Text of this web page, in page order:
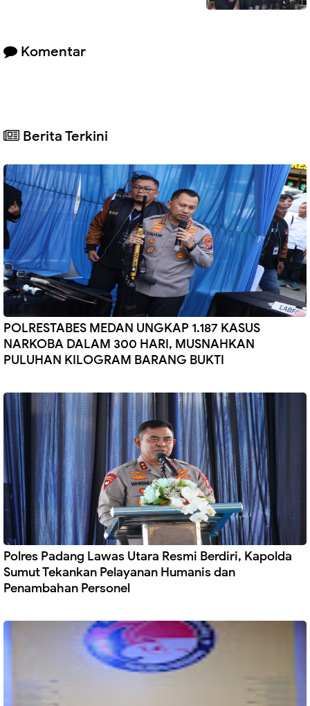
Komentar
Berita Terkini
POLRESTABES MEDAN UNGKAP 1.187 KASUS
NARKOBA DALAM 300 HARI, MUSNAHKAN
PULUHAN KILOGRAM BARANG BUKTI
Polres Padang Lawas Utara Resmi Berdiri, Kapolda
Sumut Tekankan Pelayanan Humanis dan
Penambahan Personel